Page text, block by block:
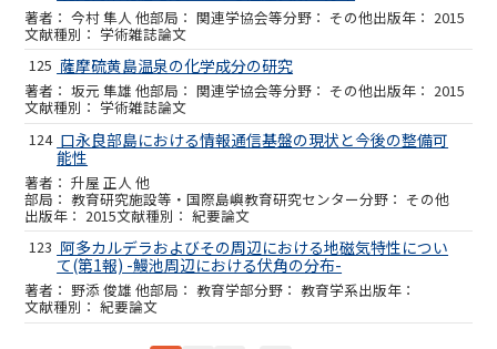
今村 隼人 他 関連学協会等 その他 2015
学術雑誌論文
125 薩摩硫黄島温泉の化学成分の研究
坂元 隼雄 他 関連学協会等 その他 2015
学術雑誌論文
124 口永良部島における情報通信基盤の現状と今後の整備可
能性
升屋 正人 他
教育研究施設等・国際島嶼教育研究センター その他
2015
紀要論文
123 阿多カルデラおよびその周辺における地磁気特性につい
て(第1報) -鰻池周辺における伏角の分布-
野添 俊雄 他 教育学部 教育学系
紀要論文